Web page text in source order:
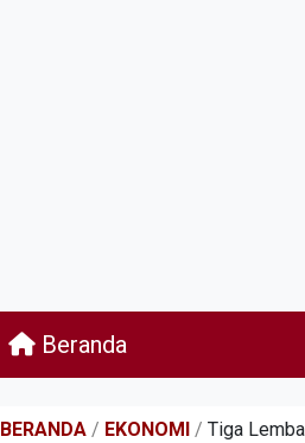
Beranda
BERANDA / EKONOMI / Tiga